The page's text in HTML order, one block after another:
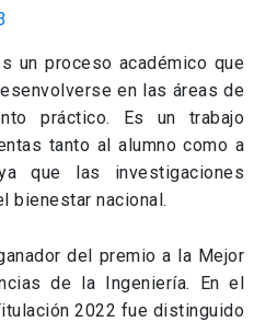
un proceso académico que
en las áreas de
práctico. Es un trabajo
tanto al alumno como a
que las investigaciones
bienestar nacional.
del premio a la Mejor
de la Ingeniería. En el
2022 fue distinguido